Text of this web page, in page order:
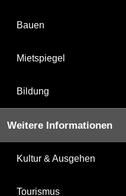
Bauen
Mietspiegel
Bildung
Weitere Informationen
Kultur & Ausgehen
Tourismus